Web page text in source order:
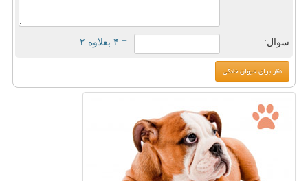
سوال: = ۴ بعلاوه ۲